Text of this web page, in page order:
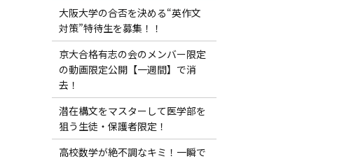
大阪大学の合否を決める“英作文
対策”特待生を募集！！
京大合格有志の会のメンバー限定
の動画限定公開【一週間】で消
去！
潜在構文をマスターして医学部を
狙う生徒・保護者限定！
高校数学が絶不調なキミ！一瞬で